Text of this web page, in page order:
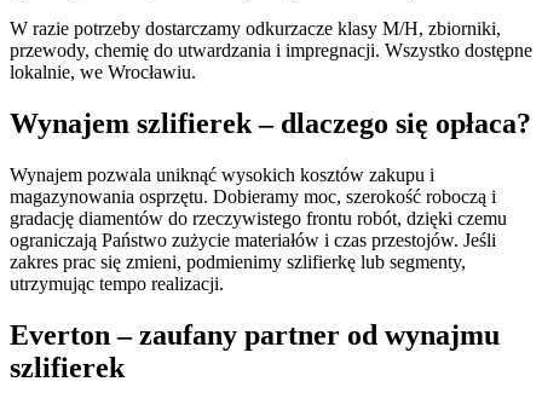
W razie potrzeby dostarczamy odkurzacze klasy M/H, zbiorniki,
przewody, chemię do utwardzania i impregnacji. Wszystko dostępne
lokalnie, we Wrocławiu.
Wynajem szlifierek – dlaczego się opłaca?
Wynajem pozwala uniknąć wysokich kosztów zakupu i
magazynowania osprzętu. Dobieramy moc, szerokość roboczą i
gradację diamentów do rzeczywistego frontu robót, dzięki czemu
ograniczają Państwo zużycie materiałów i czas przestojów. Jeśli
zakres prac się zmieni, podmienimy szlifierkę lub segmenty,
utrzymując tempo realizacji.
Everton – zaufany partner od wynajmu
szlifierek